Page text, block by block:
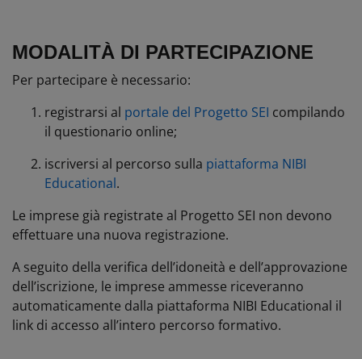
MODALITÀ DI PARTECIPAZIONE
Per partecipare è necessario:
registrarsi al portale del Progetto SEI compilando
il questionario online;
iscriversi al percorso sulla piattaforma NIBI
Educational.
Le imprese già registrate al Progetto SEI non devono
effettuare una nuova registrazione.
A seguito della verifica dell’idoneità e dell’approvazione
dell’iscrizione, le imprese ammesse riceveranno
automaticamente dalla piattaforma NIBI Educational il
link di accesso all’intero percorso formativo.